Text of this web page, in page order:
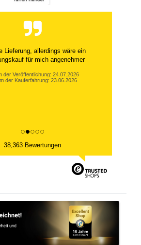
Lieferung, allerdings wäre ein
für mich angenehmer
der Veröffentlichung: 24.07.2026
der Kauferfahrung: 23.06.2026
38,363 Bewertungen